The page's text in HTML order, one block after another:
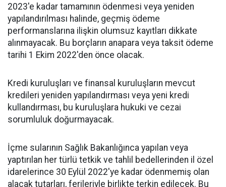
2023'e kadar tamamının ödenmesi veya yeniden
yapılandırılması halinde, geçmiş ödeme
performanslarına ilişkin olumsuz kayıtları dikkate
alınmayacak. Bu borçların anapara veya taksit ödeme
tarihi 1 Ekim 2022'den önce olacak.
Kredi kuruluşları ve finansal kuruluşların mevcut
kredileri yeniden yapılandırması veya yeni kredi
kullandırması, bu kuruluşlara hukuki ve cezai
sorumluluk doğurmayacak.
İçme sularının Sağlık Bakanlığınca yapılan veya
yaptırılan her türlü tetkik ve tahlil bedellerinden il özel
idarelerince 30 Eylül 2022'ye kadar ödenmemiş olan
alacak tutarları, ferileriyle birlikte terkin edilecek. Bu